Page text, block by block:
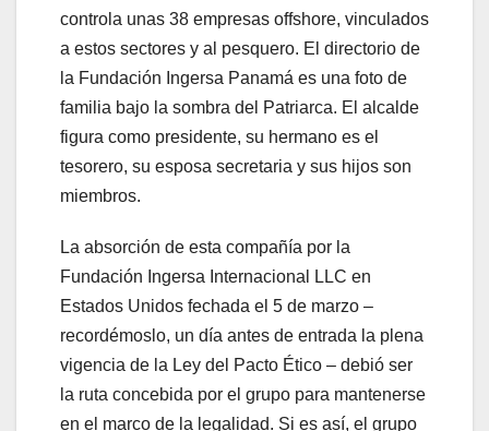
controla unas 38 empresas offshore, vinculados
a estos sectores y al pesquero. El directorio de
la Fundación Ingersa Panamá es una foto de
familia bajo la sombra del Patriarca. El alcalde
figura como presidente, su hermano es el
tesorero, su esposa secretaria y sus hijos son
miembros.
La absorción de esta compañía por la
Fundación Ingersa Internacional LLC en
Estados Unidos fechada el 5 de marzo –
recordémoslo, un día antes de entrada la plena
vigencia de la Ley del Pacto Ético – debió ser
la ruta concebida por el grupo para mantenerse
en el marco de la legalidad. Si es así, el grupo